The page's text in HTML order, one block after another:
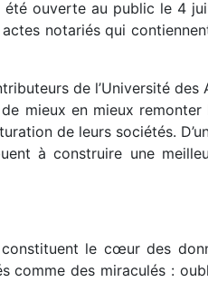
ouverte au public le 4
notariés qui
de l’Université des
mieux en mieux
de leurs sociétés.
à construire une
le cœur des
comme des miraculés :